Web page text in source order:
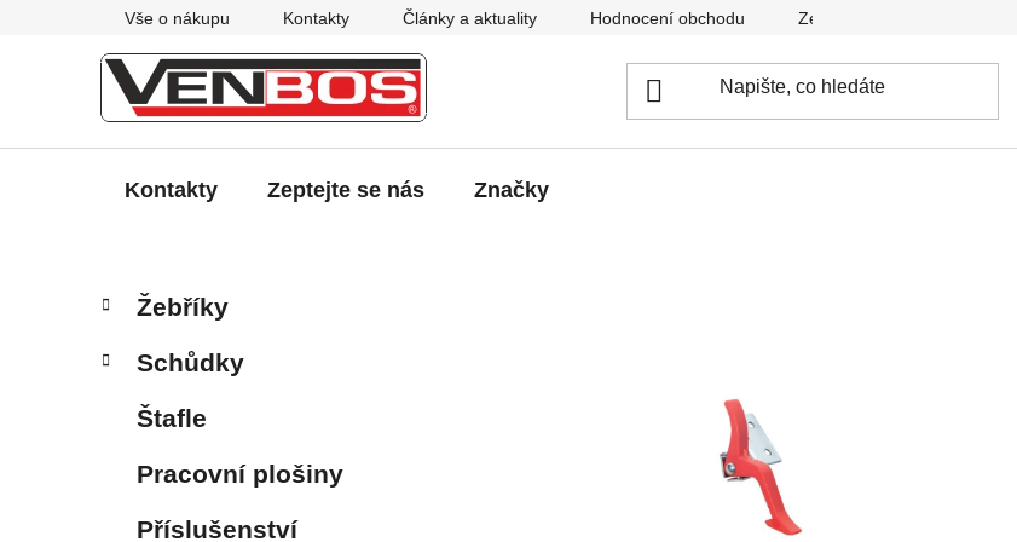
Vše o nákupu Kontakty Články a aktuality Hodnocení obchodu Zeptejte se nás
Kontakty Zeptejte se nás Značky
P
s
Přeskočit
kategorie
a
e
Žebříky
Schůdky
Štafle
Pracovní plošiny
Příslušenství